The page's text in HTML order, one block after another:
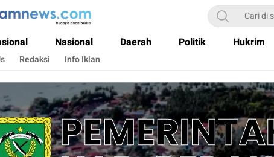
Berita
Nasional Daerah Politik Hukrim
Redaksi Info Iklan